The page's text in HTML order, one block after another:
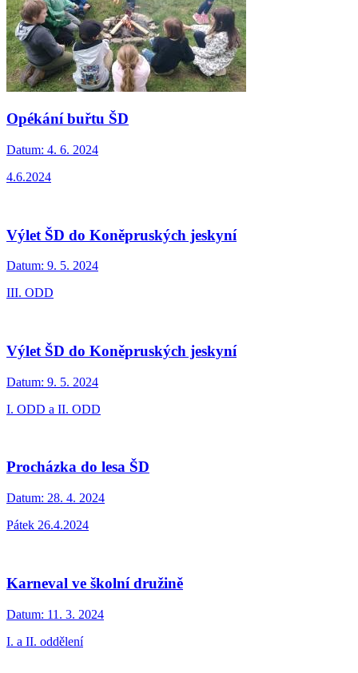
Opékání buřtu ŠD
Datum: 4. 6. 2024
4.6.2024
Výlet ŠD do Koněpruských jeskyní
Datum: 9. 5. 2024
III. ODD
Výlet ŠD do Koněpruských jeskyní
Datum: 9. 5. 2024
I. ODD a II. ODD
Procházka do lesa ŠD
Datum: 28. 4. 2024
Pátek 26.4.2024
Karneval ve školní družině
Datum: 11. 3. 2024
I. a II. oddělení